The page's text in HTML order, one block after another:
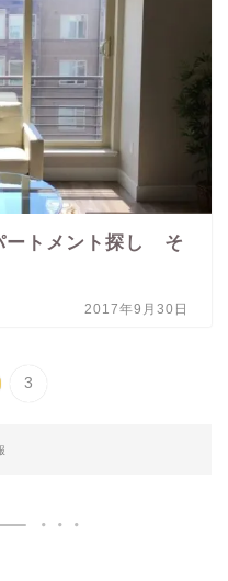
ートメント探し そ
2017年9月30日
3